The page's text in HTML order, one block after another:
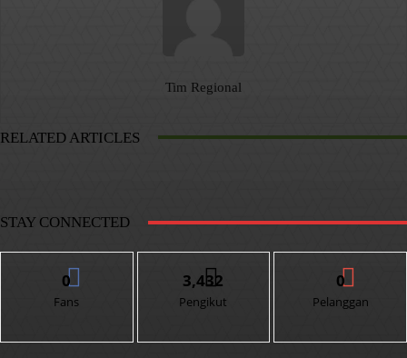
Tim Regional
RELATED ARTICLES
STAY CONNECTED
0
Fans
3,432
Pengikut
0
Pelanggan